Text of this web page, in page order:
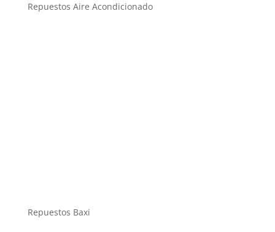
Repuestos Aire Acondicionado
Repuestos Baxi